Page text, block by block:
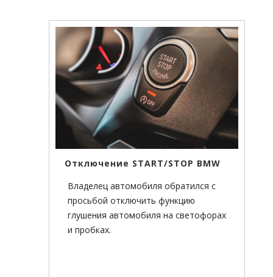
Отключение START/STOP BMW
Владелец автомобиля обратился с
просьбой отключить функцию
глушения автомобиля на светофорах
и пробках.